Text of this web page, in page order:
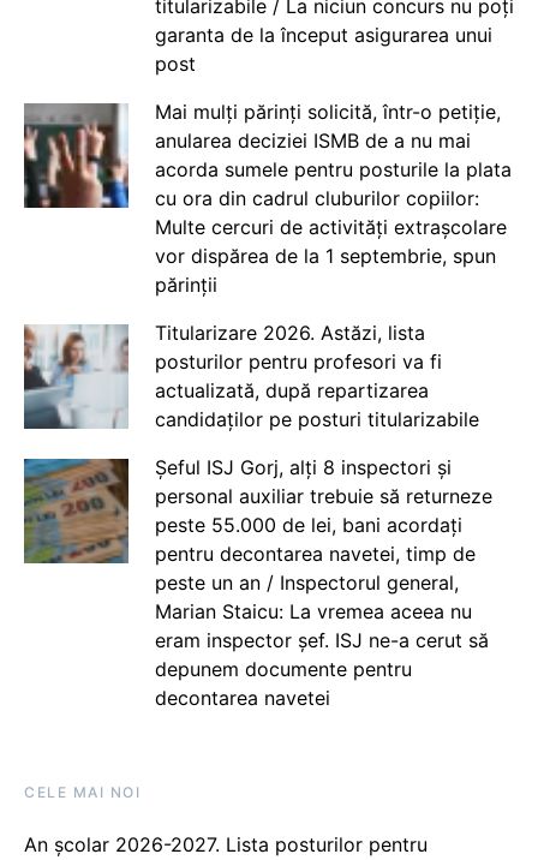
titularizabile / La niciun concurs nu poți
garanta de la început asigurarea unui
post
Mai mulți părinți solicită, într-o petiție,
anularea deciziei ISMB de a nu mai
acorda sumele pentru posturile la plata
cu ora din cadrul cluburilor copiilor:
Multe cercuri de activități extrașcolare
vor dispărea de la 1 septembrie, spun
părinții
Titularizare 2026. Astăzi, lista
posturilor pentru profesori va fi
actualizată, după repartizarea
candidaților pe posturi titularizabile
Șeful ISJ Gorj, alți 8 inspectori și
personal auxiliar trebuie să returneze
peste 55.000 de lei, bani acordați
pentru decontarea navetei, timp de
peste un an / Inspectorul general,
Marian Staicu: La vremea aceea nu
eram inspector șef. ISJ ne-a cerut să
depunem documente pentru
decontarea navetei
CELE MAI NOI
An școlar 2026-2027. Lista posturilor pentru